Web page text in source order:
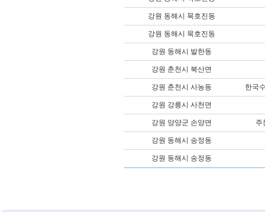
강원 동해시 묵호진동
강원 동해시 묵호진동
강원 동해시 발한동
강원 춘천시 북산면
강원 춘천시 사농동 한국
강원 강릉시 사천면
강원 양양군 손양면 주
강원 동해시 송정동
강원 동해시 송정동